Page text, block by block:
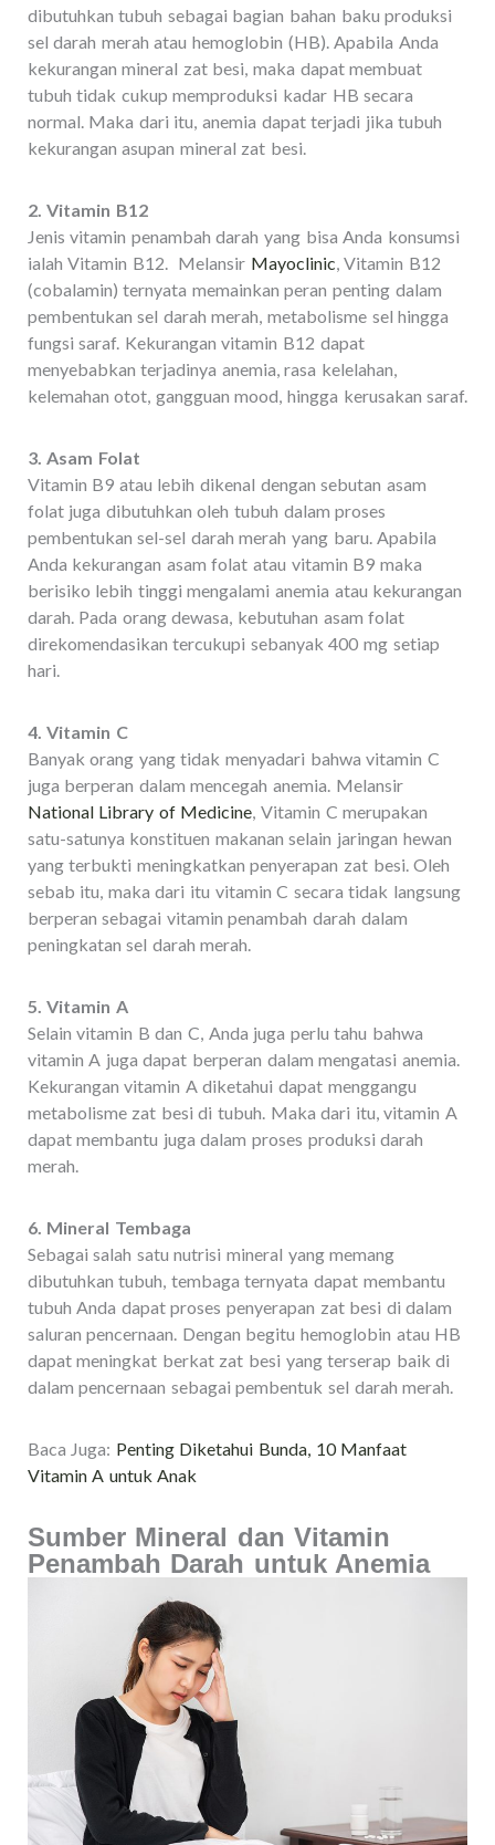
dibutuhkan tubuh sebagai bagian bahan baku produksi
sel darah merah atau hemoglobin (HB). Apabila Anda
kekurangan mineral zat besi, maka dapat membuat
tubuh tidak cukup memproduksi kadar HB secara
normal. Maka dari itu, anemia dapat terjadi jika tubuh
kekurangan asupan mineral zat besi.
2. Vitamin B12
Jenis vitamin penambah darah yang bisa Anda konsumsi
ialah Vitamin B12. Melansir Mayoclinic, Vitamin B12
(cobalamin) ternyata memainkan peran penting dalam
pembentukan sel darah merah, metabolisme sel hingga
fungsi saraf. Kekurangan vitamin B12 dapat
menyebabkan terjadinya anemia, rasa kelelahan,
kelemahan otot, gangguan mood, hingga kerusakan saraf.
3. Asam Folat
Vitamin B9 atau lebih dikenal dengan sebutan asam
folat juga dibutuhkan oleh tubuh dalam proses
pembentukan sel-sel darah merah yang baru. Apabila
Anda kekurangan asam folat atau vitamin B9 maka
berisiko lebih tinggi mengalami anemia atau kekurangan
darah. Pada orang dewasa, kebutuhan asam folat
direkomendasikan tercukupi sebanyak 400 mg setiap
hari.
4. Vitamin C
Banyak orang yang tidak menyadari bahwa vitamin C
juga berperan dalam mencegah anemia. Melansir
National Library of Medicine, Vitamin C merupakan
satu-satunya konstituen makanan selain jaringan hewan
yang terbukti meningkatkan penyerapan zat besi. Oleh
sebab itu, maka dari itu vitamin C secara tidak langsung
berperan sebagai vitamin penambah darah dalam
peningkatan sel darah merah.
5. Vitamin A
Selain vitamin B dan C, Anda juga perlu tahu bahwa
vitamin A juga dapat berperan dalam mengatasi anemia.
Kekurangan vitamin A diketahui dapat menggangu
metabolisme zat besi di tubuh. Maka dari itu, vitamin A
dapat membantu juga dalam proses produksi darah
merah.
6. Mineral Tembaga
Sebagai salah satu nutrisi mineral yang memang
dibutuhkan tubuh, tembaga ternyata dapat membantu
tubuh Anda dapat proses penyerapan zat besi di dalam
saluran pencernaan. Dengan begitu hemoglobin atau HB
dapat meningkat berkat zat besi yang terserap baik di
dalam pencernaan sebagai pembentuk sel darah merah.
Baca Juga: Penting Diketahui Bunda, 10 Manfaat
Vitamin A untuk Anak
Sumber Mineral dan Vitamin
Penambah Darah untuk Anemia